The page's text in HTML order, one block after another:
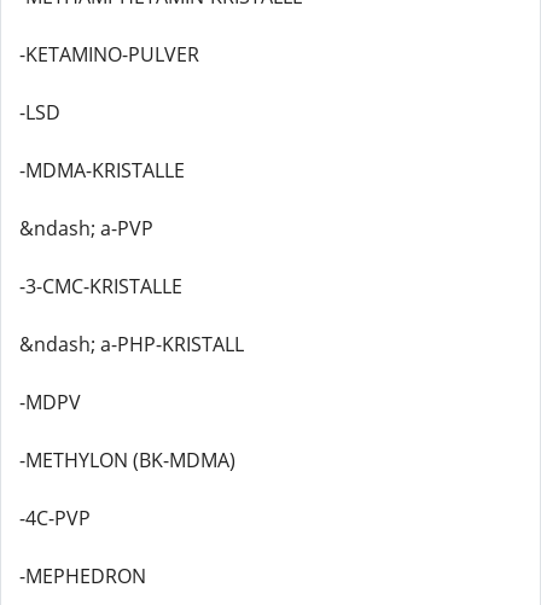
-KETAMINO-PULVER
-LSD
-MDMA-KRISTALLE
&ndash; a-PVP
-3-CMC-KRISTALLE
&ndash; a-PHP-KRISTALL
-MDPV
-METHYLON (BK-MDMA)
-4C-PVP
-MEPHEDRON